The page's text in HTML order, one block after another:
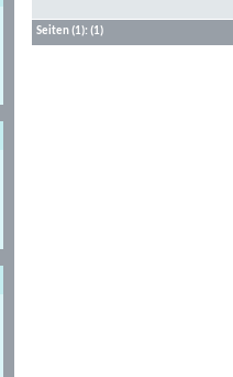
Seiten(1): (1)